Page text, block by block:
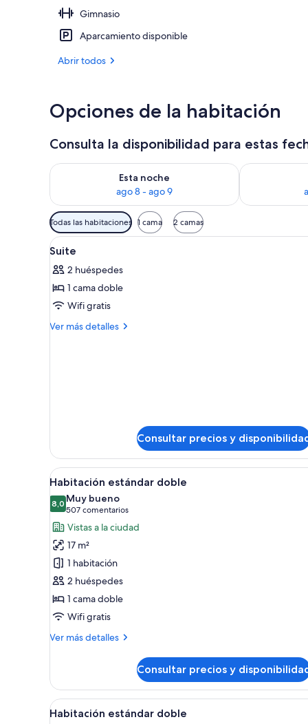
Gimnasio
Aparcamiento disponible
Abrir todos
Opciones de la habitación
Consulta la disponibilidad para estas
Esta noche
ago 8 - ago 9
Consulta la disponibilidad para esta noche, ago 8 -
Consulta la
Filtros
disponibles
para
habitaciones
Todas las habitaciones 1 cama 2 camas
Abrir
todas
las
fotos
de
Suite
Ropa de cama de alta calidad,
5
Suite
2 huéspedes
1 cama doble
Wifi gratis
Ver más detalles
Más
Consultar precios y
Abrir
todas
las
fotos
de
Habitación
estándar
doble
Habitación de hotel con una
5
Habitación estándar doble
8,08,0 de 10
Muy bueno
507 comentarios
(507 comentarios)
Vistas a la ciudad
17 m²
1 habitación
2 huéspedes
1 cama doble
Wifi gratis
Ver más detalles
Más
estándar
doble
Consultar precios y
Abrir
Habitación de hotel con una
6
Habitación estándar doble